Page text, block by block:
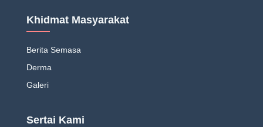
Khidmat Masyarakat
Berita Semasa
Derma
Galeri
Sertai Kami